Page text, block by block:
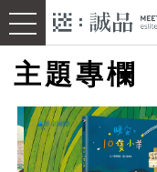
主題專欄